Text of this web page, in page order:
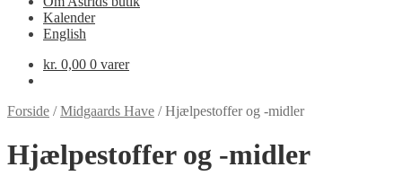
Kalender
English
kr. 0,00 0 varer
Forside /Midgaards Have /Hjælpestoffer og -midler
Hjælpestoffer og -midler